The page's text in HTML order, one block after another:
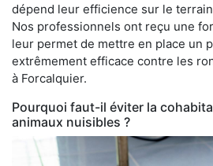
dépend leur efficience sur le
Nos professionnels ont reçu une
leur permet de mettre en place un
extrêmement efficace contre les
à Forcalquier.
Pourquoi faut-il éviter la
animaux nuisibles ?